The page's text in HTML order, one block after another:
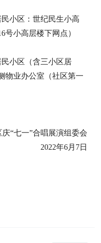
小区：世纪民生小高
号小高层楼下网点）
小区（含三小区居
物业办公室（社区第一
庆“七一”合唱展演组委会
2022年6月7日